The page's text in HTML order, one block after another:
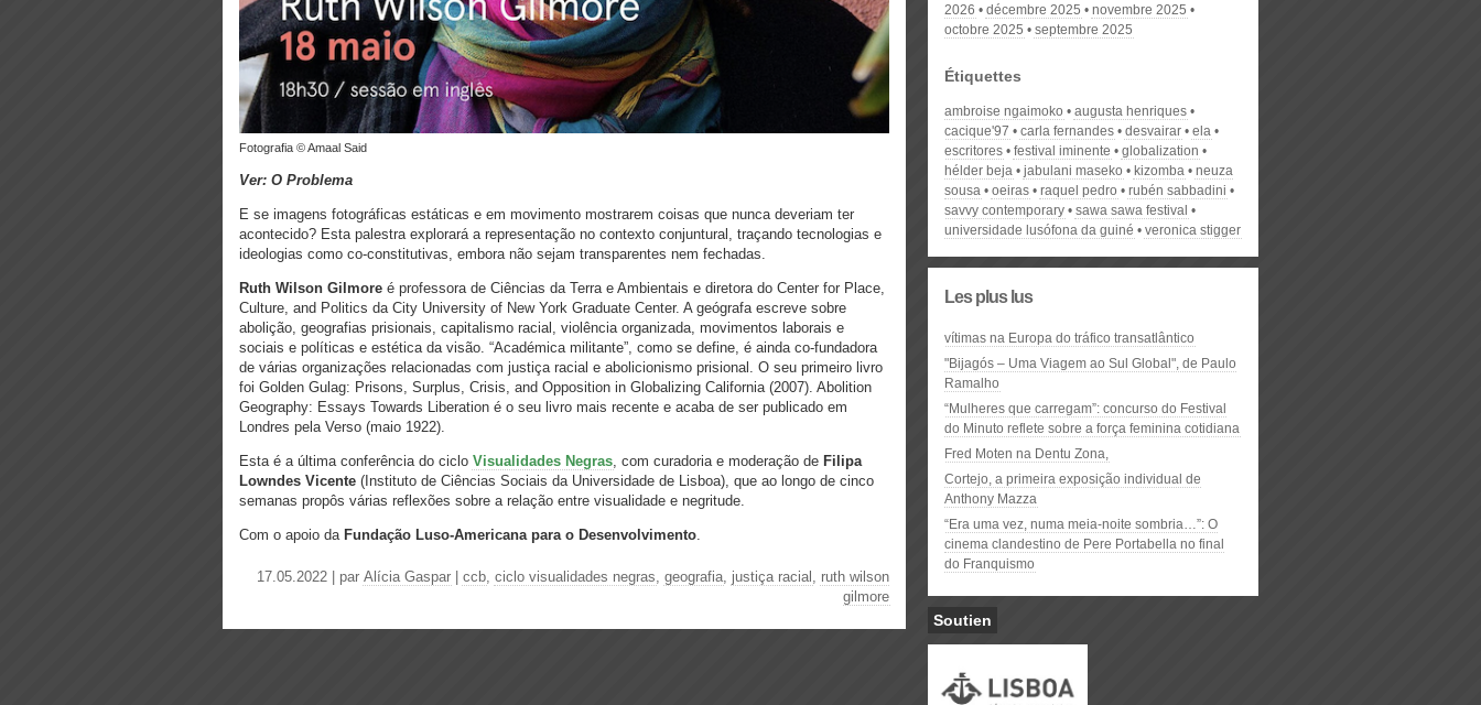
Fotografia © Amaal Said
Ver: O Problema
E se imagens fotográficas estáticas e em movimento mostrarem coisas que nunca deveriam ter
acontecido? Esta palestra explorará a representação no contexto conjuntural, traçando tecnologias e
ideologias como co-constitutivas, embora não sejam transparentes nem fechadas.
Ruth Wilson Gilmore é professora de Ciências da Terra e Ambientais e diretora do Center for Place,
Culture, and Politics da City University of New York Graduate Center. A geógrafa escreve sobre
abolição, geografias prisionais, capitalismo racial, violência organizada, movimentos laborais e
sociais e políticas e estética da visão. “Académica militante”, como se define, é ainda co-fundadora
de várias organizações relacionadas com justiça racial e abolicionismo prisional. O seu primeiro livro
foi Golden Gulag: Prisons, Surplus, Crisis, and Opposition in Globalizing California (2007). Abolition
Geography: Essays Towards Liberation é o seu livro mais recente e acaba de ser publicado em
Londres pela Verso (maio 1922).
Esta é a última conferência do ciclo Visualidades Negras, com curadoria e moderação de Filipa
Lowndes Vicente (Instituto de Ciências Sociais da Universidade de Lisboa), que ao longo de cinco
semanas propôs várias reflexões sobre a relação entre visualidade e negritude.
Com o apoio da Fundação Luso-Americana para o Desenvolvimento.
17.05.2022 | par Alícia Gaspar ccb, ciclo visualidades negras, geografia, justiça racial , ruth wilson
gilmore
2026
décembre 2025
novembre 2025
octobre 2025
septembre 2025
Étiquettes
ambroise ngaimoko
augusta henriques
cacique'97
carla fernandes desvairar
ela
escritores
festival iminente
globalization
hélder beja
jabulani maseko kizomba
neuza
sousa
oeiras raquel pedro
rubén sabbadini
savvy contemporary
sawa sawa festival
universidade lusófona da guiné
veronica stigger
Les plus lus
vítimas na Europa do tráfico transatlântico
"Bijagós – Uma Viagem ao Sul Global", de Paulo
Ramalho
“Mulheres que carregam”: concurso do Festival
do Minuto reflete sobre a força feminina cotidiana
Fred Moten na Dentu Zona,
Cortejo, a primeira exposição individual de
Anthony Mazza
“Era uma vez, numa meia-noite sombria…”: O
cinema clandestino de Pere Portabella no final
do Franquismo
Soutien